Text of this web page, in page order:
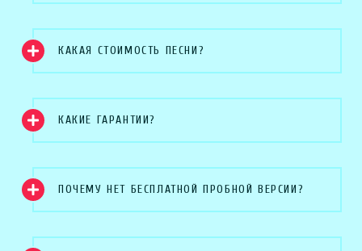
КАКАЯ СТОИМОСТЬ ПЕСНИ?
КАКИЕ ГАРАНТИИ?
ПОЧЕМУ НЕТ БЕСПЛАТНОЙ ПРОБНОЙ ВЕРСИИ?